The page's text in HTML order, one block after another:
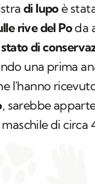
di lupo è
rive del Poda
di
una prima
l'hanno
, sarebbe
di circa